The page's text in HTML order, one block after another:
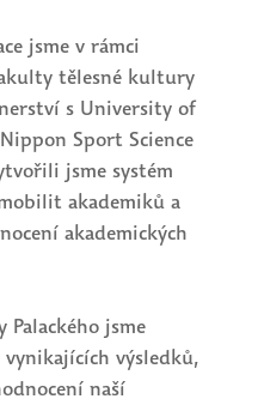
jsme v rámci
tělesné kultury
s University of
Sport Science
jsme systém
akademiků a
akademických
jsme
výsledků,
naší